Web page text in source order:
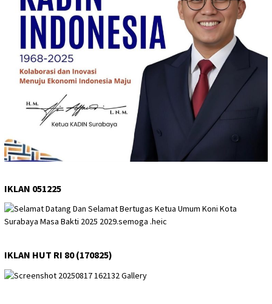
IKLAN 051225
IKLAN HUT RI 80 (170825)